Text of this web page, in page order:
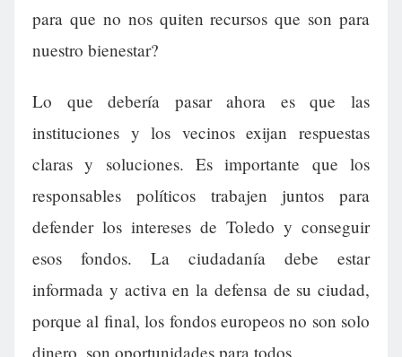
para que no nos quiten recursos que son para
nuestro bienestar?
Lo que debería pasar ahora es que las
instituciones y los vecinos exijan respuestas
claras y soluciones. Es importante que los
responsables políticos trabajen juntos para
defender los intereses de Toledo y conseguir
esos fondos. La ciudadanía debe estar
informada y activa en la defensa de su ciudad,
porque al final, los fondos europeos no son solo
dinero, son oportunidades para todos.